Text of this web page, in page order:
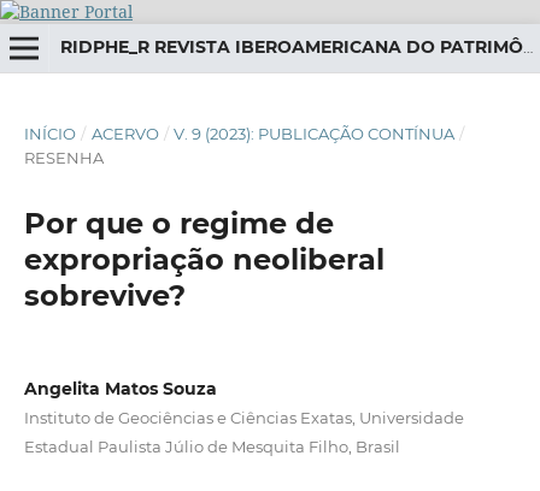
RIDPHE_R REVISTA IBEROAMERICANA DO PATRIMÔNIO HISTÓRICO-EDUCATIVO
INÍCIO / ACERVO / V. 9 (2023): PUBLICAÇÃO CONTÍNUA /
RESENHA
Por que o regime de
expropriação neoliberal
sobrevive?
Angelita Matos Souza
Instituto de Geociências e Ciências Exatas, Universidade
Estadual Paulista Júlio de Mesquita Filho, Brasil